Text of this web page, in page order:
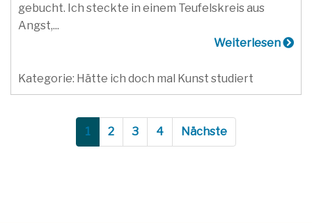
gebucht. Ich steckte in einem Teufelskreis aus
Angst,...
Weiterlesen
Kategorie: Hätte ich doch mal Kunst studiert
1 2 3 4 Nächste